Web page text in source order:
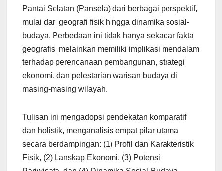
Pantai Selatan (Pansela) dari berbagai perspektif,
mulai dari geografi fisik hingga dinamika sosial-
budaya. Perbedaan ini tidak hanya sekadar fakta
geografis, melainkan memiliki implikasi mendalam
terhadap perencanaan pembangunan, strategi
ekonomi, dan pelestarian warisan budaya di
masing-masing wilayah.
Tulisan ini mengadopsi pendekatan komparatif
dan holistik, menganalisis empat pilar utama
secara berdampingan: (1) Profil dan Karakteristik
Fisik, (2) Lanskap Ekonomi, (3) Potensi